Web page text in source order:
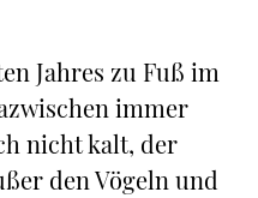
Jahres zu Fuß im
immer
nicht kalt, der
den Vögeln und